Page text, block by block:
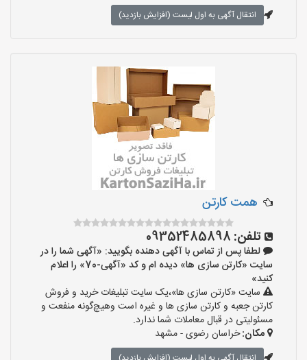
انتقال آگهی به اول لیست (افزایش بازدید)
همت کارتن
تلفن: 09352485898
لطفا پس از تماس با آگهی دهنده بگویید: «آگهی شما را در
سایت «کارتن سازی ها» دیده ام و کد «آگهی-70» را اعلام
کنید»
سایت «کارتن سازی ها»،یک سایت تبلیغات خرید و فروش
کارتن جعبه و کارتن سازی ها و غیره است وهیچ‌گونه منفعت و
مسئولیتی در قبال معاملات شما ندارد.
مکان:خراسان رضوی - مشهد